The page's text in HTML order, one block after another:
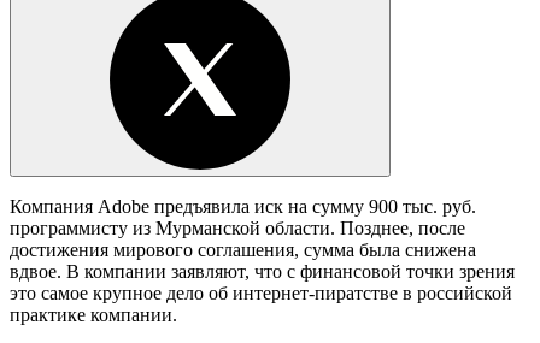
Компания Adobe предъявила иск на сумму 900 тыс. руб.
программисту из Мурманской области. Позднее, после
достижения мирового соглашения, сумма была снижена
вдвое. В компании заявляют, что с финансовой точки зрения
это самое крупное дело об интернет-пиратстве в российской
практике компании.